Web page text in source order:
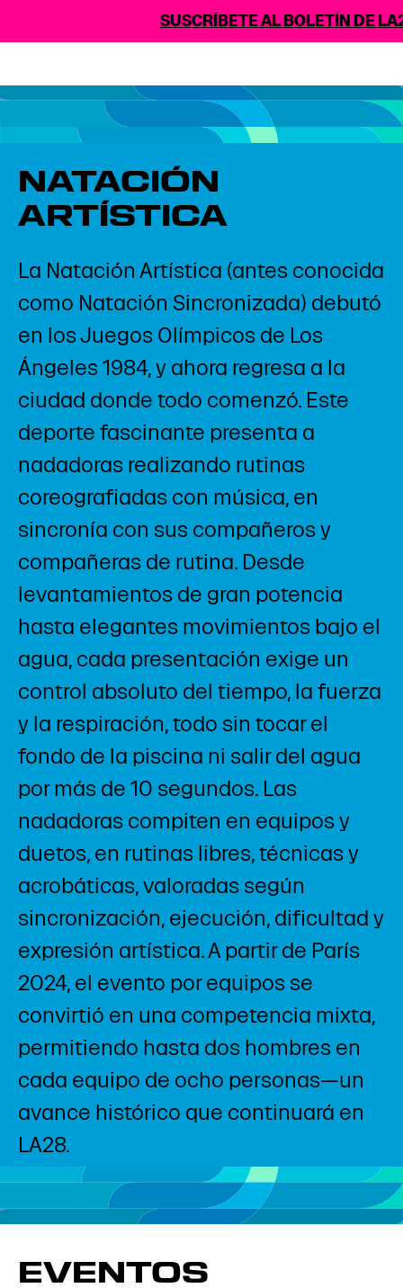
SUSCRÍBETE AL BOLETÍN DE
NATACIÓN
ARTÍSTICA
La Natación Artística (antes conocida
como Natación Sincronizada) debutó
en los Juegos Olímpicos de Los
Ángeles 1984, y ahora regresa a la
ciudad donde todo comenzó. Este
deporte fascinante presenta a
nadadoras realizando rutinas
coreografiadas con música, en
sincronía con sus compañeros y
compañeras de rutina. Desde
levantamientos de gran potencia
hasta elegantes movimientos bajo el
agua, cada presentación exige un
control absoluto del tiempo, la fuerza
y la respiración, todo sin tocar el
fondo de la piscina ni salir del agua
por más de 10 segundos. Las
nadadoras compiten en equipos y
duetos, en rutinas libres, técnicas y
acrobáticas, valoradas según
sincronización, ejecución, dificultad y
expresión artística. A partir de París
2024, el evento por equipos se
convirtió en una competencia mixta,
permitiendo hasta dos hombres en
cada equipo de ocho personas—un
avance histórico que continuará en
LA28.
EVENTOS